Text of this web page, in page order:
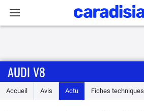
Accueil
AUDI V8
Accueil Avis Actu Fiches techniques